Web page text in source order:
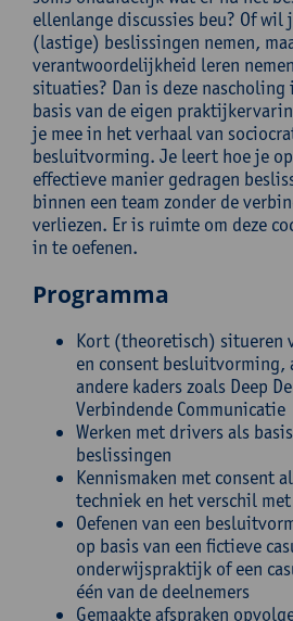
ellenlange discussies beu? Of wil
(lastige) beslissingen nemen,
verantwoordelijkheid leren
situaties? Dan is deze
basis van de eigen
je mee in het verhaal van
besluitvorming. Je leert hoe je
effectieve manier gedragen
binnen een team zonder de
verliezen. Er is ruimte om deze
in te oefenen.
Programma
Kort (theoretisch) situeren
en consent besluitvorming,
andere kaders zoals Deep
Verbindende Communicatie
Werken met drivers als
beslissingen
Kennismaken met consent
techniek en het verschil met
Oefenen van een
op basis van een fictieve
onderwijspraktijk of een
één van de deelnemers
Gemaakte afspraken